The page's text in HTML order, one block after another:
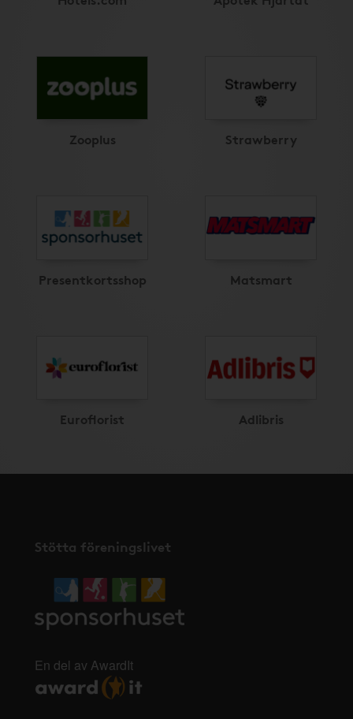
Zooplus Strawberry
Presentkortsshop Matsmart
Euroflorist Adlibris
Stötta föreningslivet
En del av AwardIt